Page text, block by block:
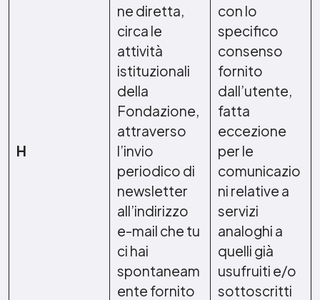
H
ne diretta,
circa le
attività
istituzionali
della
Fondazione,
attraverso
l’invio
periodico di
newsletter
all’indirizzo
e-mail che tu
ci hai
spontaneam
ente fornito
con lo
specifico
consenso
fornito
dall’utente,
fatta
eccezione
per le
comunicazio
ni relative a
servizi
analoghi a
quelli già
usufruiti e/o
sottoscritti